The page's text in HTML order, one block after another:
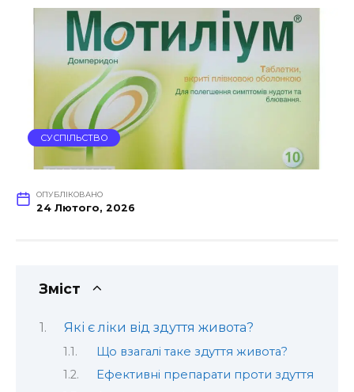
СУСПІЛЬСТВО
ОПУБЛІКОВАНО
24 Лютого, 2026
Зміст
Які є ліки від здуття живота?
Що взагалі таке здуття живота?
Ефективні препарати проти здуття